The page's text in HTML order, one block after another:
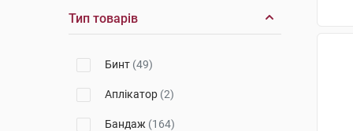
7036(1)
НордеПласт
економічної зони Лаума
Тип товарів
Бинт (49)
Аплікатор (2)
Бандаж (164)